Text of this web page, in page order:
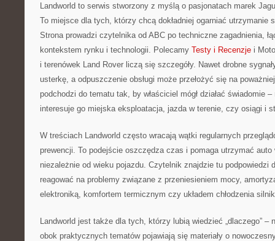
Landworld to serwis stworzony z myślą o pasjonatach marek
To miejsce dla tych, którzy chcą dokładniej ogarniać utrzymanie
Strona prowadzi czytelnika od ABC po techniczne zagadnienia,
kontekstem rynku i technologii. Polecamy Testy i Recenzje i
i terenówek Land Rover liczą się szczegóły. Nawet drobne
usterkę, a odpuszczenie obsługi może przełożyć się na
podchodzi do tematu tak, by właściciel mógł działać świadomie
interesuje go miejska eksploatacja, jazda w terenie, czy osiągi i
W treściach Landworld często wracają wątki regularnych
prewencji. To podejście oszczędza czas i pomaga utrzymać auto
niezależnie od wieku pojazdu. Czytelnik znajdzie tu podpowiedzi
reagować na problemy związane z przeniesieniem mocy,
elektroniką, komfortem termicznym czy układem chłodzenia
Landworld jest także dla tych, którzy lubią wiedzieć „dlaczego” –
obok praktycznych tematów pojawiają się materiały o